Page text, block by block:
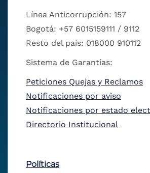
Línea Anticorrupción: 157
Bogotá: +57 6015159111 / 9112
Resto del país: 018000 910112
Sistema de Garantías:
Peticiones Quejas y Reclamos
Notificaciones por aviso
Notificaciones por estado
Directorio Institucional
Políticas